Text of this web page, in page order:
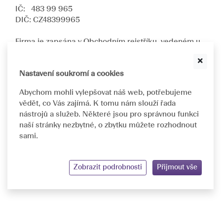
IČ: 483 99 965
DIČ: CZ48399965
Firma je zapsána v Obchodním rejstříku, vedeném u
Jsme dceřinnou společností nadnárodní společnosti
ASKIN & CO GmbH.
Navrhujeme a implementujeme individuálně
přizpůsobená řešení pro oftalmologická pracoviště.
Nastavení soukromí a cookies
Abychom mohli vylepšovat náš web, potřebujeme
vědět, co Vás zajímá. K tomu nám slouží řada
nástrojů a služeb. Některé jsou pro správnou funkci
naší stránky nezbytné, o zbytku můžete rozhodnout
sami.
Zobrazit podrobnosti Přijmout vše